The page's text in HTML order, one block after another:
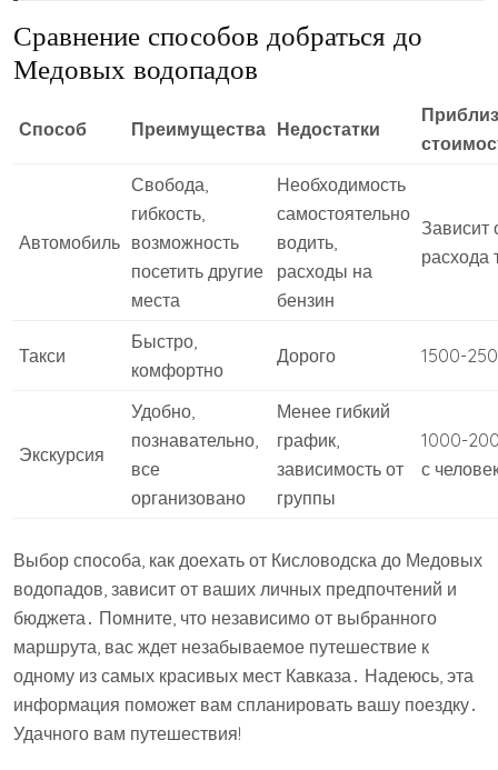
Сравнение способов добраться до
Медовых водопадов
Способ Преимущества Недостатки
Автомобиль
Свобода,
гибкость,
возможность
посетить другие
места
Необходимость
самостоятельно
водить,
расходы на
бензин
Зависит
расхода
Такси
Быстро,
комфортно
Дорого 1500-
Экскурсия
Удобно,
познавательно,
все
организовано
Менее гибкий
график,
зависимость от
группы
1000-
с
Выбор способа, как доехать от Кисловодска до Медовых
водопадов, зависит от ваших личных предпочтений и
бюджета․ Помните, что независимо от выбранного
маршрута, вас ждет незабываемое путешествие к
одному из самых красивых мест Кавказа․ Надеюсь, эта
информация поможет вам спланировать вашу поездку․
Удачного вам путешествия!